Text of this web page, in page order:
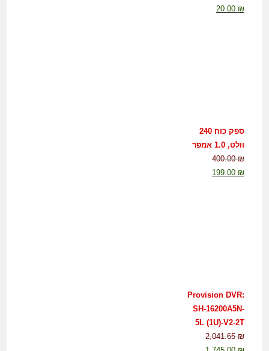
20.00 ₪
ספק כוח 240
וולט, 1.0 אמפר
400.00₪
199.00 ₪
Provision DVR:
SH-16200A5N-
5L (1U)-V2-2T
2,041.65₪